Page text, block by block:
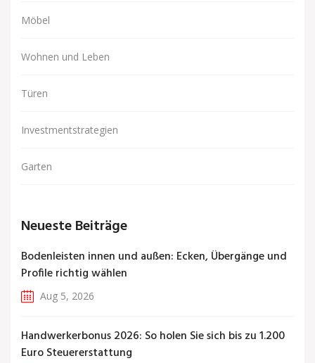
Möbel
Wohnen und Leben
Türen
Investmentstrategien
Garten
Neueste Beiträge
Bodenleisten innen und außen: Ecken, Übergänge und
Profile richtig wählen
Aug 5, 2026
Handwerkerbonus 2026: So holen Sie sich bis zu 1.200
Euro Steuererstattung